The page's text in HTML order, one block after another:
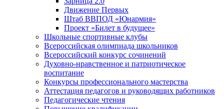
Движение Первых
Штаб ВВПОД «Юнармия»
Проект «Билет в будущее»
Школьные спортивные клубы
Всероссийская олимпиада школьников
Всероссийский конкурс сочинений
Духовно-нравственное и патриотическое
воспитание
Конкурсы профессионального мастерства
Аттестация педагогов и руководящих работников
Педагогические чтения